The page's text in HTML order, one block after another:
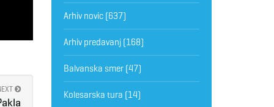
Arhiv novic(637)
Arhiv predavanj(168)
Balvanska smer(47)
Kolesarska tura (14)